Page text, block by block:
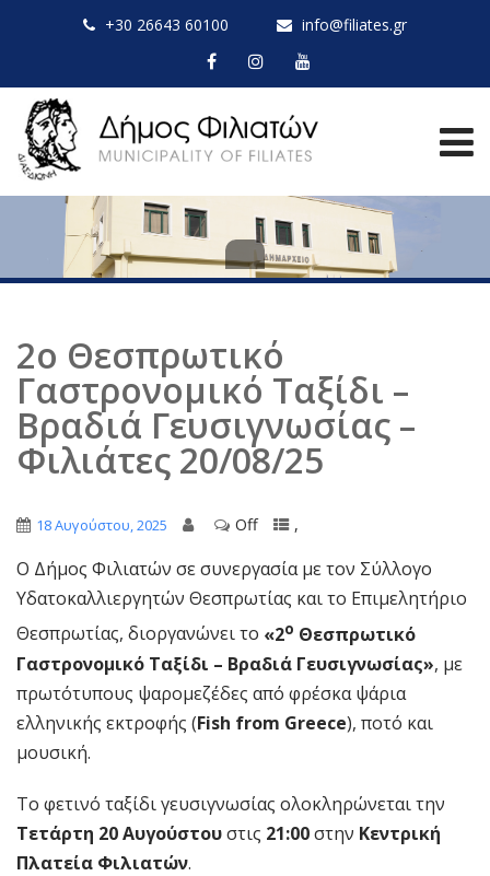
+30 26643 60100 info@filiates.gr
2ο Θεσπρωτικό
Γαστρονομικό Ταξίδι –
Βραδιά Γευσιγνωσίας –
Φιλιάτες 20/08/25
18 Αυγούστου, 2025 Off ,
Ο Δήμος Φιλιατών σε συνεργασία με τον Σύλλογο
Υδατοκαλλιεργητών Θεσπρωτίας και το Επιμελητήριο
Θεσπρωτίας, διοργανώνει το «2ο Θεσπρωτικό
Γαστρονομικό Ταξίδι – Βραδιά Γευσιγνωσίας», με
πρωτότυπους ψαρομεζέδες από φρέσκα ψάρια
ελληνικής εκτροφής (Fish from Greece), ποτό και
μουσική.
Το φετινό ταξίδι γευσιγνωσίας ολοκληρώνεται την
Τετάρτη 20 Αυγούστουστις 21:00στην Κεντρική
Πλατεία Φιλιατών.